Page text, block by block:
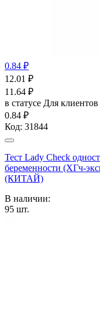
0.84 ₽
12.01 ₽
11.64 ₽
в статусе Для
0.84 ₽
Код: 31844
Тест Lady Check
беременности (ХГч-
(КИТАЙ)
В наличии:
95 шт.